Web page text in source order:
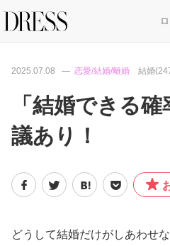
特集記事
DRESS部活
2025.07.08 恋愛/結婚/離婚 結婚
「結婚できる
議あり！
どうして結婚だけがしあわせ